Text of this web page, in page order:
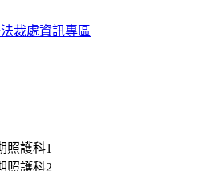
裁處資訊專區